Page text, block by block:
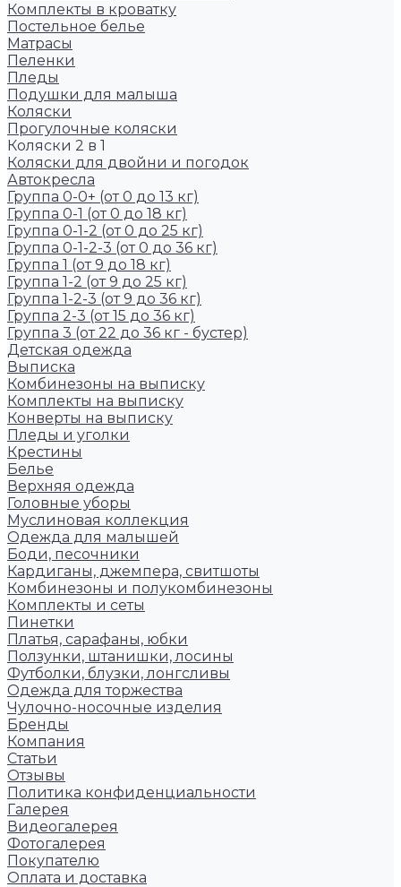
Комплекты в кроватку
Постельное белье
Матрасы
Пеленки
Пледы
Подушки для малыша
Коляски
Прогулочные коляски
Коляски 2 в 1
Коляски для двойни и погодок
Автокресла
Группа 0-0+ (от 0 до 13 кг)
Группа 0-1 (от 0 до 18 кг)
Группа 0-1-2 (от 0 до 25 кг)
Группа 0-1-2-3 (от 0 до 36 кг)
Группа 1 (от 9 до 18 кг)
Группа 1-2 (от 9 до 25 кг)
Группа 1-2-3 (от 9 до 36 кг)
Группа 2-3 (от 15 до 36 кг)
Группа 3 (от 22 до 36 кг - бустер)
Детская одежда
Выписка
Комбинезоны на выписку
Комплекты на выписку
Конверты на выписку
Пледы и уголки
Крестины
Белье
Верхняя одежда
Головные уборы
Муслиновая коллекция
Одежда для малышей
Боди, песочники
Кардиганы, джемпера, свитшоты
Комбинезоны и полукомбинезоны
Комплекты и сеты
Пинетки
Платья, сарафаны, юбки
Ползунки, штанишки, лосины
Футболки, блузки, лонгсливы
Одежда для торжества
Чулочно-носочные изделия
Бренды
Компания
Статьи
Отзывы
Политика конфиденциальности
Галерея
Видеогалерея
Фотогалерея
Покупателю
Оплата и доставка